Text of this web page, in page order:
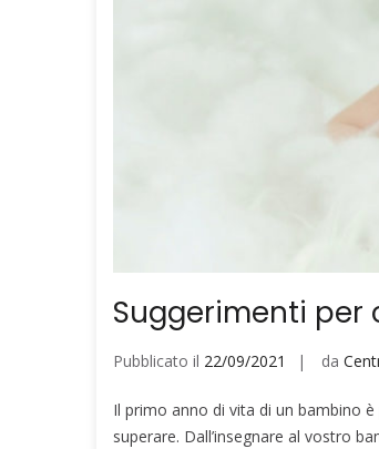
Suggerimenti
Pubblicato il 22/09/2021 da
Il primo anno di vita di un bambino
superare. Dall’insegnare al vostro